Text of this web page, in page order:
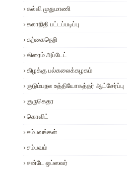
கல்வி முதுமாணி
கலாநிதி பட்டப்படிப்பு
கற்கைநெறி
கிரைம் அப்டேட்
கிழக்கு பல்கலைக்கழகம்
குடும்பநல உத்தியோகத்தர் ஆட்சேர்ப்பு
குருகெதர
கொவிட்
சம்பவங்கள்
சம்பவம்
சன்டே ஒப்ஸவர்